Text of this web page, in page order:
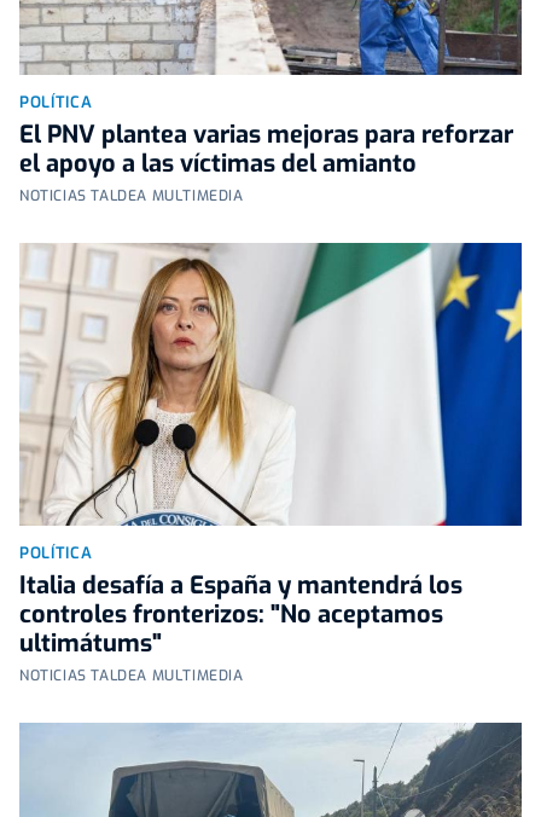
POLÍTICA
El PNV plantea varias mejoras para reforzar
el apoyo a las víctimas del amianto
NOTICIAS TALDEA MULTIMEDIA
POLÍTICA
Italia desafía a España y mantendrá los
controles fronterizos: "No aceptamos
ultimátums"
NOTICIAS TALDEA MULTIMEDIA